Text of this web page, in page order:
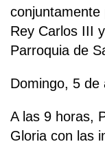
conjuntamente
Rey Carlos III
Parroquia de
Domingo, 5 de
A las 9 horas,
Gloria con las